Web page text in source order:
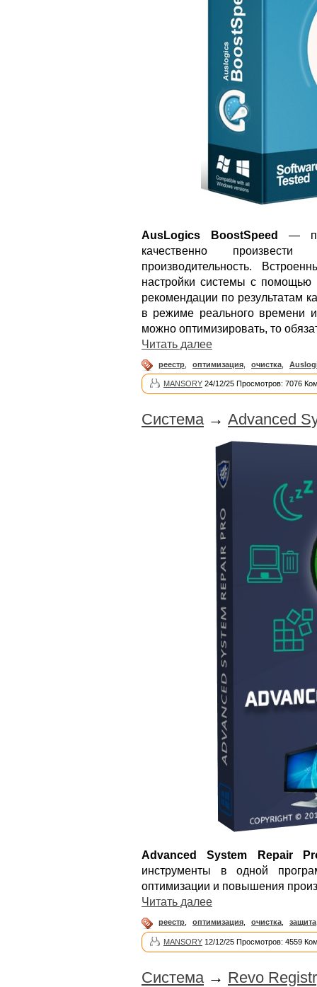
AusLogics BoostSpeed
—
качественно
производительность.
настройки системы с помощью
рекомендации по результатам
в режиме реального времени и
можно оптимизировать, то
Читать далее
реестр оптимизация очистка
MANSORY 24/12/25 Просмотров: 7076
Система→ Advanced
Advanced System Repair
инструменты в одной
оптимизации и повышения
Читать далее
реестр, оптимизация, очистка, защита
MANSORY 12/12/25 Просмотров: 4559
Система → Revo